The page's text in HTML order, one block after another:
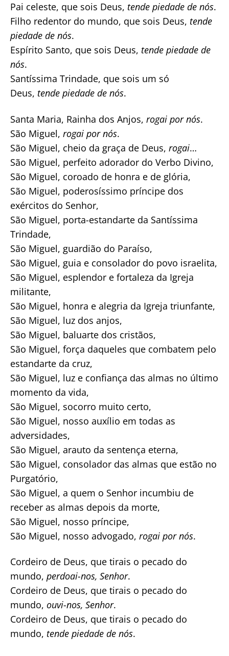
Pai celeste, que sois Deus, tende piedade de nós.
Filho redentor do mundo, que sois Deus, tende
piedade de nós.
Espírito Santo, que sois Deus, tende piedade de
nós.
Santíssima Trindade, que sois um só
Deus, tende piedade de nós.
Santa Maria, Rainha dos Anjos, rogai por nós.
São Miguel, rogai por nós.
São Miguel, cheio da graça de Deus, rogai…
São Miguel, perfeito adorador do Verbo Divino,
São Miguel, coroado de honra e de glória,
São Miguel, poderosíssimo príncipe dos
exércitos do Senhor,
São Miguel, porta-estandarte da Santíssima
Trindade,
São Miguel, guardião do Paraíso,
São Miguel, guia e consolador do povo israelita,
São Miguel, esplendor e fortaleza da Igreja
militante,
São Miguel, honra e alegria da Igreja triunfante,
São Miguel, luz dos anjos,
São Miguel, baluarte dos cristãos,
São Miguel, força daqueles que combatem pelo
estandarte da cruz,
São Miguel, luz e confiança das almas no último
momento da vida,
São Miguel, socorro muito certo,
São Miguel, nosso auxílio em todas as
adversidades,
São Miguel, arauto da sentença eterna,
São Miguel, consolador das almas que estão no
Purgatório,
São Miguel, a quem o Senhor incumbiu de
receber as almas depois da morte,
São Miguel, nosso príncipe,
São Miguel, nosso advogado, rogai por nós.
Cordeiro de Deus, que tirais o pecado do
mundo, perdoai-nos, Senhor.
Cordeiro de Deus, que tirais o pecado do
mundo, ouvi-nos, Senhor.
Cordeiro de Deus, que tirais o pecado do
mundo, tende piedade de nós.